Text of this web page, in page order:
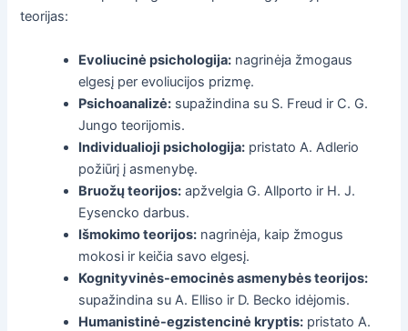
teorijas:
Evoliucinė psichologija: nagrinėja žmogaus
elgesį per evoliucijos prizmę.
Psichoanalizė: supažindina su S. Freud ir C. G.
Jungo teorijomis.
Individualioji psichologija: pristato A. Adlerio
požiūrį į asmenybę.
Bruožų teorijos: apžvelgia G. Allporto ir H. J.
Eysencko darbus.
Išmokimo teorijos: nagrinėja, kaip žmogus
mokosi ir keičia savo elgesį.
Kognityvinės-emocinės asmenybės teorijos:
supažindina su A. Elliso ir D. Becko idėjomis.
Humanistinė-egzistencinė kryptis: pristato A.